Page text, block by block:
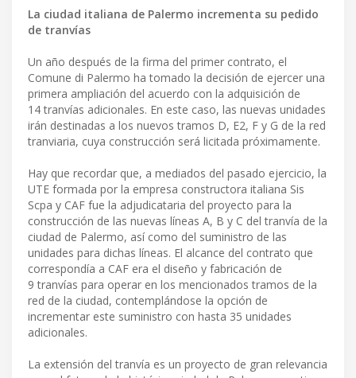
La ciudad italiana de Palermo incrementa su pedido
de tranvías
Un año después de la firma del primer contrato, el
Comune di Palermo ha tomado la decisión de ejercer una
primera ampliación del acuerdo con la adquisición de
14 tranvías adicionales. En este caso, las nuevas unidades
irán destinadas a los nuevos tramos D, E2, F y G de la red
tranviaria, cuya construcción será licitada próximamente.
Hay que recordar que, a mediados del pasado ejercicio, la
UTE formada por la empresa constructora italiana Sis
Scpa y CAF fue la adjudicataria del proyecto para la
construcción de las nuevas líneas A, B y C del tranvía de la
ciudad de Palermo, así como del suministro de las
unidades para dichas líneas. El alcance del contrato que
correspondía a CAF era el diseño y fabricación de
9 tranvías para operar en los mencionados tramos de la
red de la ciudad, contemplándose la opción de
incrementar este suministro con hasta 35 unidades
adicionales.
La extensión del tranvía es un proyecto de gran relevancia